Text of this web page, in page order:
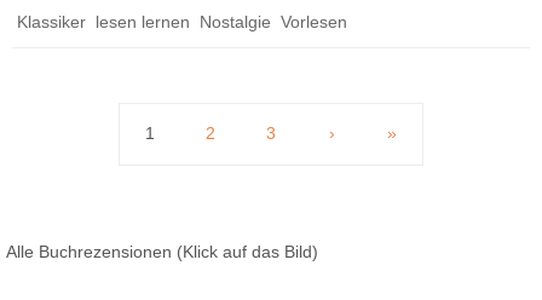
Klassiker lesen lernen Nostalgie Vorlesen
1 2 3 › »
Alle Buchrezensionen (Klick auf das Bild)